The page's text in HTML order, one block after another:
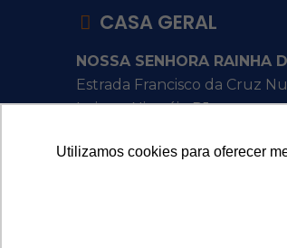
Utilizamos cookies para oferecer
CASA GERAL
NOSSA SENHORA RAINHA
Estrada Francisco da Cruz
Itaipu - Niterói - RJ